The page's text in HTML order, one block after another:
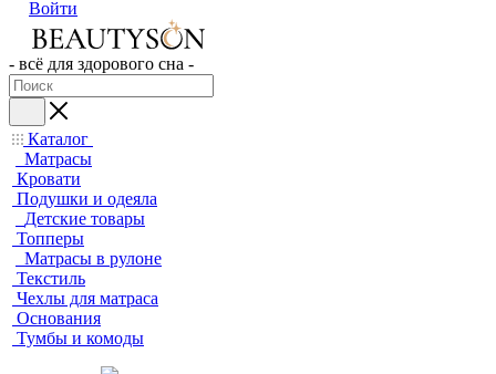
Войти
- всё для здорового сна -
Каталог
Матрасы
Кровати
Подушки и одеяла
Детские товары
Топперы
Матрасы в рулоне
Текстиль
Чехлы для матраса
Основания
Тумбы и комоды